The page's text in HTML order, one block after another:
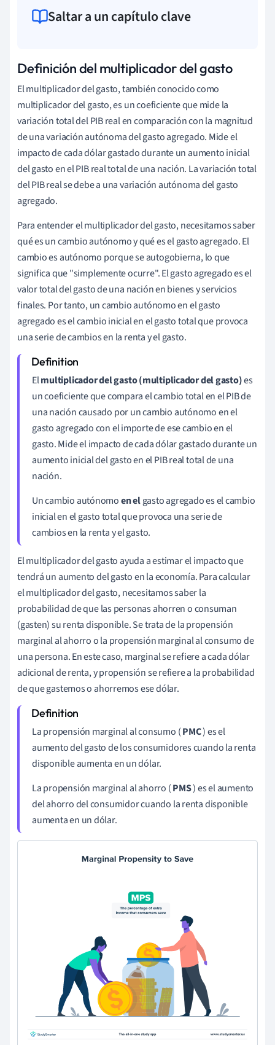
Saltar a un capítulo clave
Definición del multiplicador del gasto
El multiplicador del gasto, también conocido como
multiplicador del gasto, es un coeficiente que mide la
variación total del PIB real en comparación con la magnitud
de una variación autónoma del gasto agregado. Mide el
impacto de cada dólar gastado durante un aumento inicial
del gasto en el PIB real total de una nación. La variación total
del PIB real se debe a una variación autónoma del gasto
agregado.
Para entender el multiplicador del gasto, necesitamos saber
qué es un cambio autónomo y qué es el gasto agregado. El
cambio es autónomo porque se autogobierna, lo que
significa que "simplemente ocurre". El gasto agregado es el
valor total del gasto de una nación en bienes y servicios
finales. Por tanto, un cambio autónomo en el gasto
agregado es el cambio inicial en el gasto total que provoca
una serie de cambios en la renta y el gasto.
Elmultiplicador del gasto (multiplicador del gasto)es
un coeficiente que compara el cambio total en el PIB de
una nación causado por un cambio autónomo en el
gasto agregado con el importe de ese cambio en el
gasto. Mide el impacto de cada dólar gastado durante un
aumento inicial del gasto en el PIB real total de una
nación.
Un cambio autónomoen elgasto agregado es el cambio
inicial en el gasto total que provoca una serie de
cambios en la renta y el gasto.
El multiplicador del gasto ayuda a estimar el impacto que
tendrá un aumento del gasto en la economía. Para calcular
el multiplicador del gasto, necesitamos saber la
probabilidad de que las personas ahorren o consuman
(gasten) su renta disponible. Se trata de la propensión
marginal al ahorro o la propensión marginal al consumo de
una persona. En este caso, marginal se refiere a cada dólar
adicional de renta, y propensión se refiere a la probabilidad
de que gastemos o ahorremos ese dólar.
La propensión marginal al consumo (PMC) es el
aumento del gasto de los consumidores cuando la renta
disponible aumenta en un dólar.
La propensión marginal al ahorro (PMS) es el aumento
del ahorro del consumidor cuando la renta disponible
aumenta en un dólar.